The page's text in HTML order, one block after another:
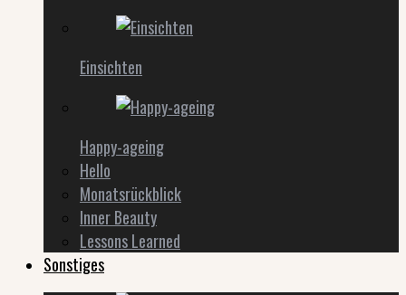
Einsichten
Happy-ageing
Hello
Monatsrückblick
Inner Beauty
Lessons Learned
Sonstiges